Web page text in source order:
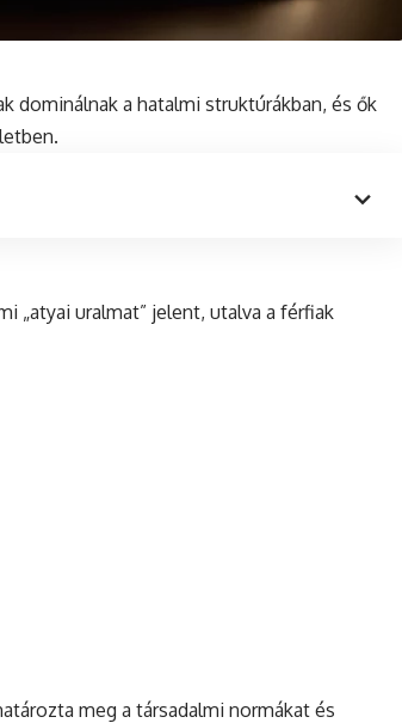
dominálnak a hatalmi struktúrákban, és ők
„atyai uralmat” jelent, utalva a férfiak
meg a társadalmi normákat és